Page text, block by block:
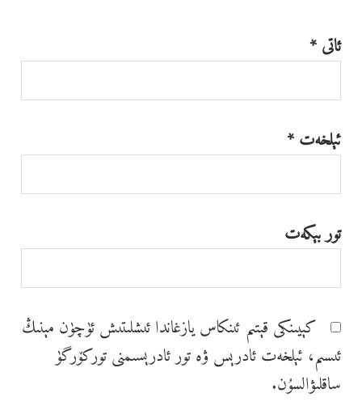
ئاتى*
ئېلخەت*
تور بېكەت
كېيىنكى قېتىم ئىنكاس يازغاندا ئ‍ىشلىتىش ئۈچۈن مېنىڭ
ئ‍ىسىم، ئېلخەت ئادرېس ۋە تور ئادرېسىمنى توركۆرگۈ
ساقلىۋالسۇن.